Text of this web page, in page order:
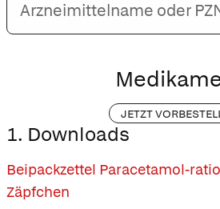
oder
PZN
JETZT
1. Downloads
Beipackzettel Paracetamol-
Zäpfchen